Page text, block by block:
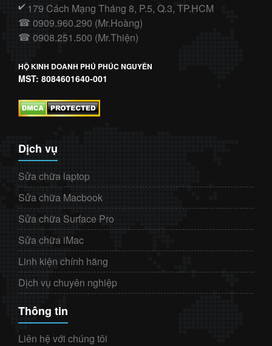
✔️ 179 Cách Mạng Tháng 8, P.5, Q.3, TP.HCM
☎ 0909.960.290 (Mr.Hoàng)
☎ 0908.251.500 (Mr.Thiện)
HỘ KINH DOANH PHÚ PHÚC NGUYÊN
MST: 8084601640-001
Dịch vụ
Sửa chữa laptop
Sửa chữa Macbook
Sửa chữa Surface Pro
Sửa chữa iMac
Linh kiện chính hãng
Dịch vụ chuyên nghiệp
Thông tin
Liên hệ với chúng tôi